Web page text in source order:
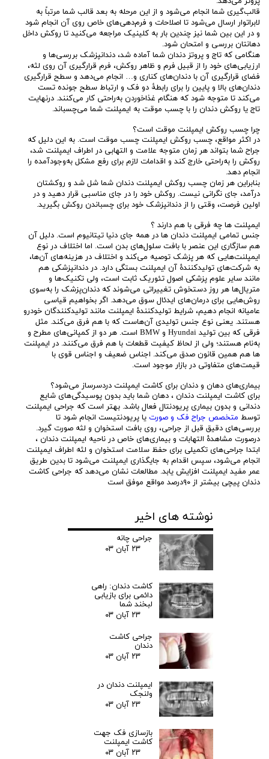
قالب‌گیری شما انجام می‌شود و از این مرحله به بعد قالب شما مرتباً به
لابراتوار ارسال می‌شود تا اصلاحات و فرم‌دهی‌های خاص روی آن انجام شود
و در این بین شما نیز چندین بار به کلینیک مراجعه می‌کنید تا روکش داخل
دهانتان بررسی و امتحان شود.
هنگامی که تاج و پروتز دندان شما آماده شد، دندانپزشک بررسی‌ها و
ارزیابی‌های خود را از قبیل فرم و ظاهر روکش، فرم قرارگیری آن روی لثه،
فضای قرارگیری آن با دندان‌های کناری و… انجام می‌دهد و سطح قرارگیری
دندان‌های بالا و پایین را برای رابطۀ دو فک و ارتباط سطح جونده تست
می‌کند تا متوجه شود که هنگام غذاخوردن به‌راحتی کار می‌کنند. درنهایت
تاج یا روکش دندان را با چسب موقت به ایمپلنت شما می‌چسباند.
چرا چسب روکش ایمپلنت موقت است؟
در اکثر مواقع، چسب روکش ایمپلنت چسب موقت است. به این دلیل که
جراح شما بتواند هر زمان متوجه علامت و التهابی در اطراف ایمپلنت شد،
روکش را به‌راحتی خارج کند و اقدامات لازم برای رفع مشکل به‌وجود‌آمده را
انجام دهد.
بنابراین هر زمان چسب روکش ایمپلنت دندان شما شل شد و روکشتان
درآمد، جای نگرانی نیست. روکش خود را در جای مناسبی قرار دهید و در
اولین فرصت، وقتی را از دندانپزشک خود برای چسباندن روکش بگیرید.
ایمپلنت‌ ها چه فرقی با هم دارند ؟
جنس تمامی ایمپلنت‌ دندان ها در همه جای دنیا تیتانیوم است. دلیل آن
هم سازگاری این عنصر با بافت سلول‌های بدن است. اما اختلاف در نوع
ایمپلنت‌هایی که هر پزشک توصیه می‌کند و اختلاف در هزینه‌های آن‌ها،
به شرکت‌های تولید‌کنندۀ آن ایمپلنت‌ بستگی دارد. در دندانپزشکی هم
مانند سایر علوم پزشکی اصول تئوریک ثابت است، ولی تکنیک‌ها و
متریال‌ها هر روز دستخوش تغییراتی می‌شوند که دندان‌پزشک را به‌سوی
روش‌هایی برای درمان‌های ایدئال سوق می‌دهد. اگر بخواهیم قیاسی
عامیانه انجام دهیم، شرایط تولید‌کنندۀ ایمپلنت مانند تولید‌کنندگان خودرو
هستند. یعنی نوع جنس تولیدی آن‌هاست که با هم فرق می‌کند. مثل
فرقی که بین تولید Hyundai و BMW است. هر دو از کمپانی‌های مطرح و
به‌نام هستند؛ ولی از لحاظ کیفیت قطعات با هم فرق می‌کنند. در ایمپلنت‌
ها هم همین قانون صدق می‌کند. اجناس ضعیف و اجناس قوی با
قیمت‌های متفاوتی در بازار موجود است.
بیماری‌های دهان و دندان برای کاشت ایمپلنت دردسرساز می‌شود؟
برای کاشت ایمپلنت دندان ، دهان شما باید بدون پوسیدگی‌های شایع
دندانی و بدون بیماری پریودنتال فعال باشد. بهتر است که جراحی ایمپلنت
توسط متخصص جراح فک و صورت یا پریودنتیست انجام شود تا
بررسی‌های دقیق قبل از جراحی، روی بافت استخوان و لثه صورت گیرد.
درصورت مشاهدۀ التهابات و بیماری‌های خاص در ناحیه ایمپلنت دندان ،
ابتدا جراحی‌های تکمیلی برای حفظ سلامت استخوان و لثه اطراف ایمپلنت
انجام می‌شود، سپس اقدام به جایگذاری ایمپلنت می‌شود تا بدین طریق
عمر مفید ایمپلنت افزایش یابد. مطالعات نشان می‌دهد که جراحی کاشت
دندان پیچی بیشتر از ۹۰درصد مواقع موفق است
نوشته های اخیر
جراحی چانه
۲۳ آبان ۰۳
کاشت دندان: راهی
دائمی برای بازیابی
لبخند شما
۲۳ آبان ۰۳
جراحی کاشت
دندان
۲۳ آبان ۰۳
ایمپلنت دندان در
ولنجک
۲۳ آبان ۰۳
بازسازی فک جهت
کاشت ایمپلنت
۲۳ آبان ۰۳